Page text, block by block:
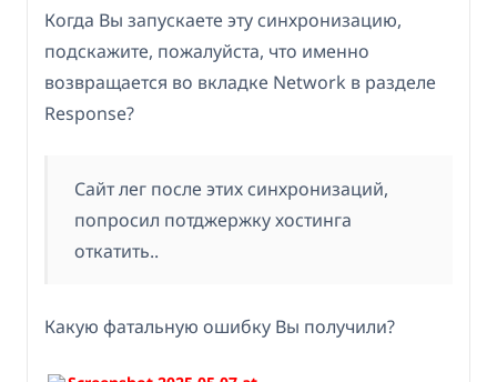
Когда Вы запускаете эту синхронизацию,
подскажите, пожалуйста, что именно
возвращается во вкладке Network в разделе
Response?
Сайт лег после этих синхронизаций,
попросил потджержку хостинга
откатить..
Какую фатальную ошибку Вы получили?